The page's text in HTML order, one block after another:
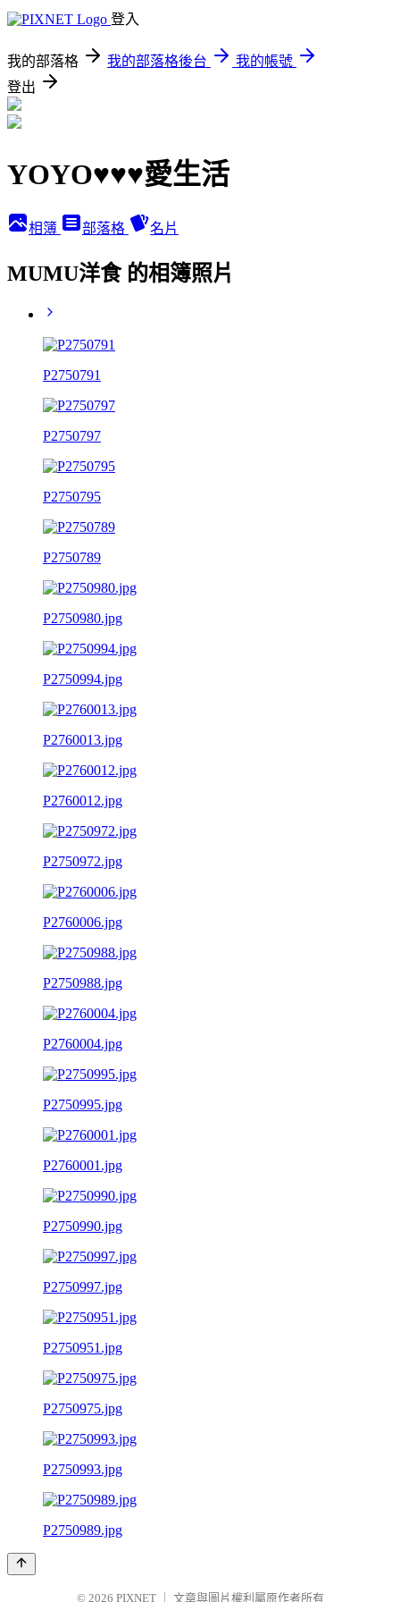
登入
我的部落格 我的部落格後台
我的帳號
登出
YOYO♥♥♥愛生活
相簿 部落格 名片
MUMU洋食 的相簿照片
P2750791
P2750797
P2750795
P2750789
P2750980.jpg
P2750994.jpg
P2760013.jpg
P2760012.jpg
P2750972.jpg
P2760006.jpg
P2750988.jpg
P2760004.jpg
P2750995.jpg
P2760001.jpg
P2750990.jpg
P2750997.jpg
P2750951.jpg
P2750975.jpg
P2750993.jpg
P2750989.jpg
© 2026 PIXNET 文章與圖片權利屬原作者所有